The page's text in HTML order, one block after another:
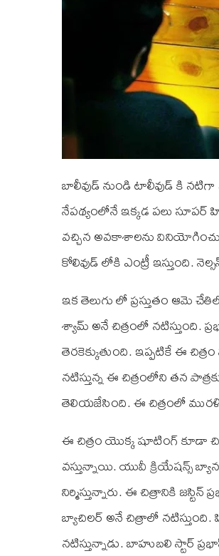
బాలీవుడ్ నుండి టాలీవుడ్ కి
నేపథ్యంలోనే ఇక్కడ పలు సూపర్
వచ్చిన అవకాశాలను
కోలివుడ్ లోకి ఎంట్రీ ఇస్తుంది.
ఇక తెలుగు లో ప్రస్తుతం ఆమె
శ్యామ్ అనే చిత్రంలో నటిస్తుంది.
తెరకెక్కుతుంది. ఇప్పటికే ఈ
నటిస్తున్న ఈ చిత్రంలోని తన
తెలియజేసింది. ఈ చిత్రంలో మురళి
ఈ చిత్రం యొక్క షూటింగ్ కూడా
వస్తున్నాయి. యువీ క్రియేషన్స్
నిర్మిస్తున్నారు. ఈ చిత్రానికి
బ్యాచిలర్ అనే చిత్రాలో
నటిస్తున్నాడు. బాహుబలి స్టార్